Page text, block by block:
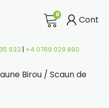
0 Cont
933 | +4 0769 029 890
Birou / Scaun de